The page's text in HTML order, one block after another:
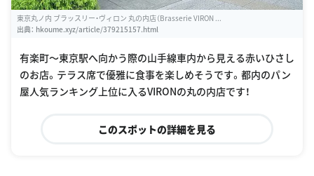
東京丸ノ内 ブラッスリー・ヴィロン 丸の内店（Brasserie VIRON ...
出典： hkoume.xyz/article/379215157.html
有楽町〜東京駅へ向かう際の山手線車内から見える赤いひさし
のお店。テラス席で優雅に食事を楽しめそうです。都内のパン
屋人気ランキング上位に入るVIRONの丸の内店です！
このスポットの詳細を見る